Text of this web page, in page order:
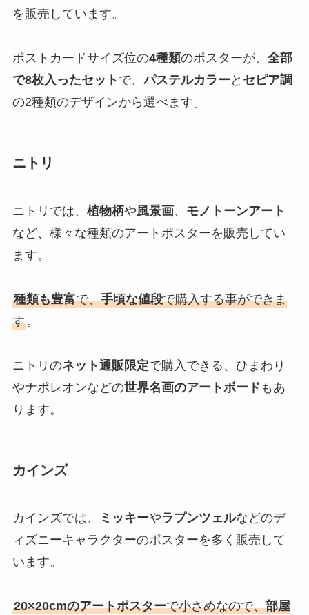
を販売しています。
ポストカードサイズ位の4種類のポスターが、 全部
で8枚入ったセット で、パステルカラー と セピア調
の2種類のデザインから選べます。
ニトリ
ニトリでは、 植物柄や風景画、 モノトーンアート
など、様々な種類のアートポスターを販売してい
ます。
種類も豊富で、手頃な値段で購入する事ができま
す。
ニトリのネット通販限定で購入できる、ひまわり
やナポレオンなどの世界名画のアートボード もあ
ります。
カインズ
カインズでは、 ミッキーやラプンツェルなどのデ
ィズニーキャラクターのポスターを多く販売して
います。
20×20cmのアートポスターで小さめなので、部屋